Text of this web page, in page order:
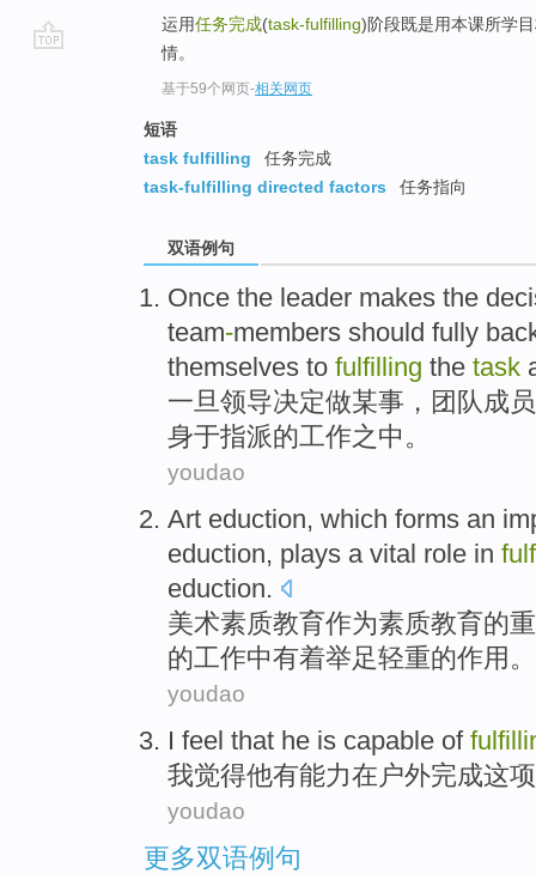
运用任务完成(task-fulfilling)阶段既是用本课所学
情。
基于59个网页-相关网页
短语
task fulfilling
任务完成
task-fulfilling directed factors
任务指向
双语例句
Once the leader makes the
team-members should fully
themselves to fulfilling the task
一旦领导决定做某事 ， 团队成
身于指派的工作之中。
youdao
Art eduction, which forms an
eduction, plays a vital role in
eduction.
美术素质教育作为素质教育的
的工作中有着举足轻重的作用 。
youdao
I feel that he is capable of
我觉得他有能力在户外完成这项
youdao
更多双语例句